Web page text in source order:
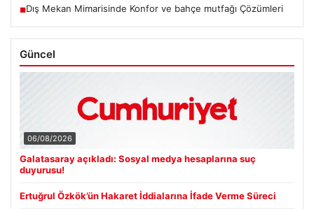
■Dış Mekan Mimarisinde Konfor ve bahçe mutfağı Çözümleri
Güncel
06/08/2026
Galatasaray açıkladı: Sosyal medya hesaplarına suç
duyurusu!
Ertuğrul Özkök’ün Hakaret İddialarına İfade Verme Süreci